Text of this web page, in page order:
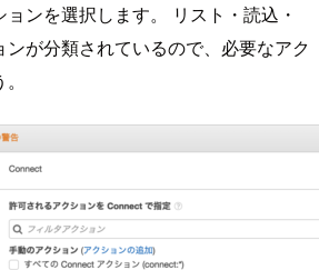
ンを選択します。 リスト・読込・
が分類されているので、必要なアク